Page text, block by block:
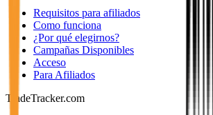
Requisitos para afiliados
Como funciona
¿Por qué elegirnos?
Campañas Disponibles
Acceso
Para Afiliados
TradeTracker.com